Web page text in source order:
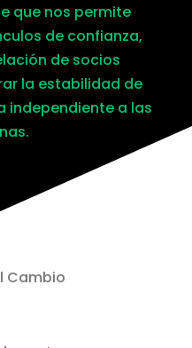
que nos permite
de confianza,
de socios
la estabilidad de
independiente a las
Cambio